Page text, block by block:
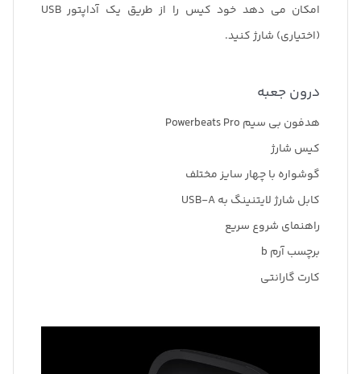
امکان می دهد خود کیس را از طریق یک آداپتور USB
(اختیاری) شارژ کنید.
درون جعبه
هدفون بی سیم Powerbeats Pro
کیس شارژ
گوشواره با چهار سایز مختلف
کابل شارژ لایتنینگ به USB-A
راهنمای شروع سریع
برچسب آرم b
کارت گارانتی